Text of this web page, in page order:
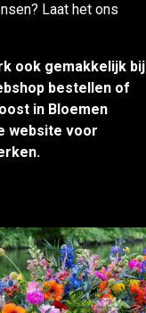
Laat het ons
ook gemakkelijk bij
bestellen of
in Bloemen
website voor